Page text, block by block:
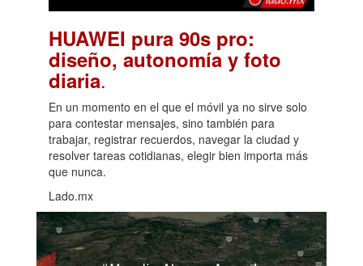
HUAWEI pura 90s pro:
diseño, autonomía y foto
diaria.
En un momento en el que el móvil ya no sirve solo
para contestar mensajes, sino también para
trabajar, registrar recuerdos, navegar la ciudad y
resolver tareas cotidianas, elegir bien importa más
que nunca.
Lado.mx